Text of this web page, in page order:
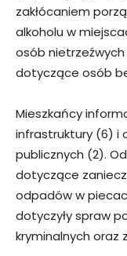
zakłócaniem
alkoholu w
osób nietrzeźwych
dotyczące osób
Mieszkańcy
infrastruktury (6) i
publicznych (2).
dotyczące
odpadów w
dotyczyły spraw
kryminalnych oraz